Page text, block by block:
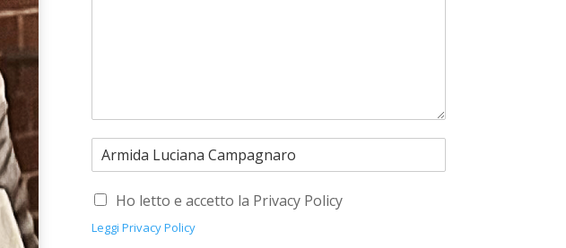
Ho letto e accetto la Privacy Policy
Leggi Privacy Policy